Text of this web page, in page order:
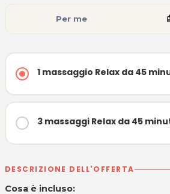
1 massaggio Relax da 45
3 massaggi Relax da 45
Per me
DESCRIZIONE DELL'OFFERTA
Cosa è incluso: